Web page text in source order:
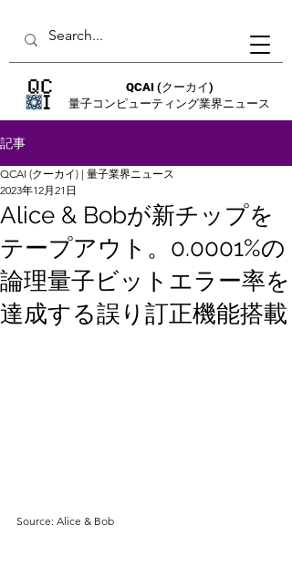
QCAI (クーカイ)
量子コンピューティング業界ニュース
記事
Alice & Bobが新チップを
テープアウト。0.0001%の
論理量子ビットエラー率を
達成する誤り訂正機能搭載
QCAI (クーカイ) | 量子業界ニュース
2023年12月21日
Source: Alice & Bob